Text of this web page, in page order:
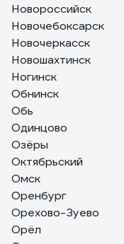
Новороссийск
Новочебоксарск
Новочеркасск
Новошахтинск
Ногинск
Обнинск
Обь
Одинцово
Озёры
Октябрьский
Омск
Оренбург
Орехово-Зуево
Орёл